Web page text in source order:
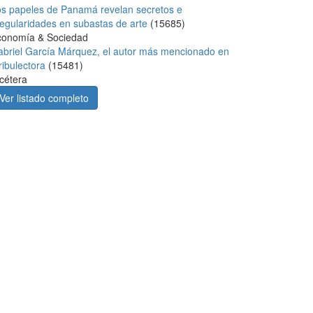
papeles de Panamá revelan secretos e
en subastas de arte (15685)
& Sociedad
García Márquez, el autor más mencionado en
(15481)
Ver listado completo